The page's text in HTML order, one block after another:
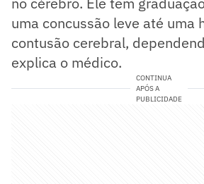
uma concussão leve até uma
contusão cerebral,
explica o médico.
CONTINUA
APÓS A
PUBLICIDADE